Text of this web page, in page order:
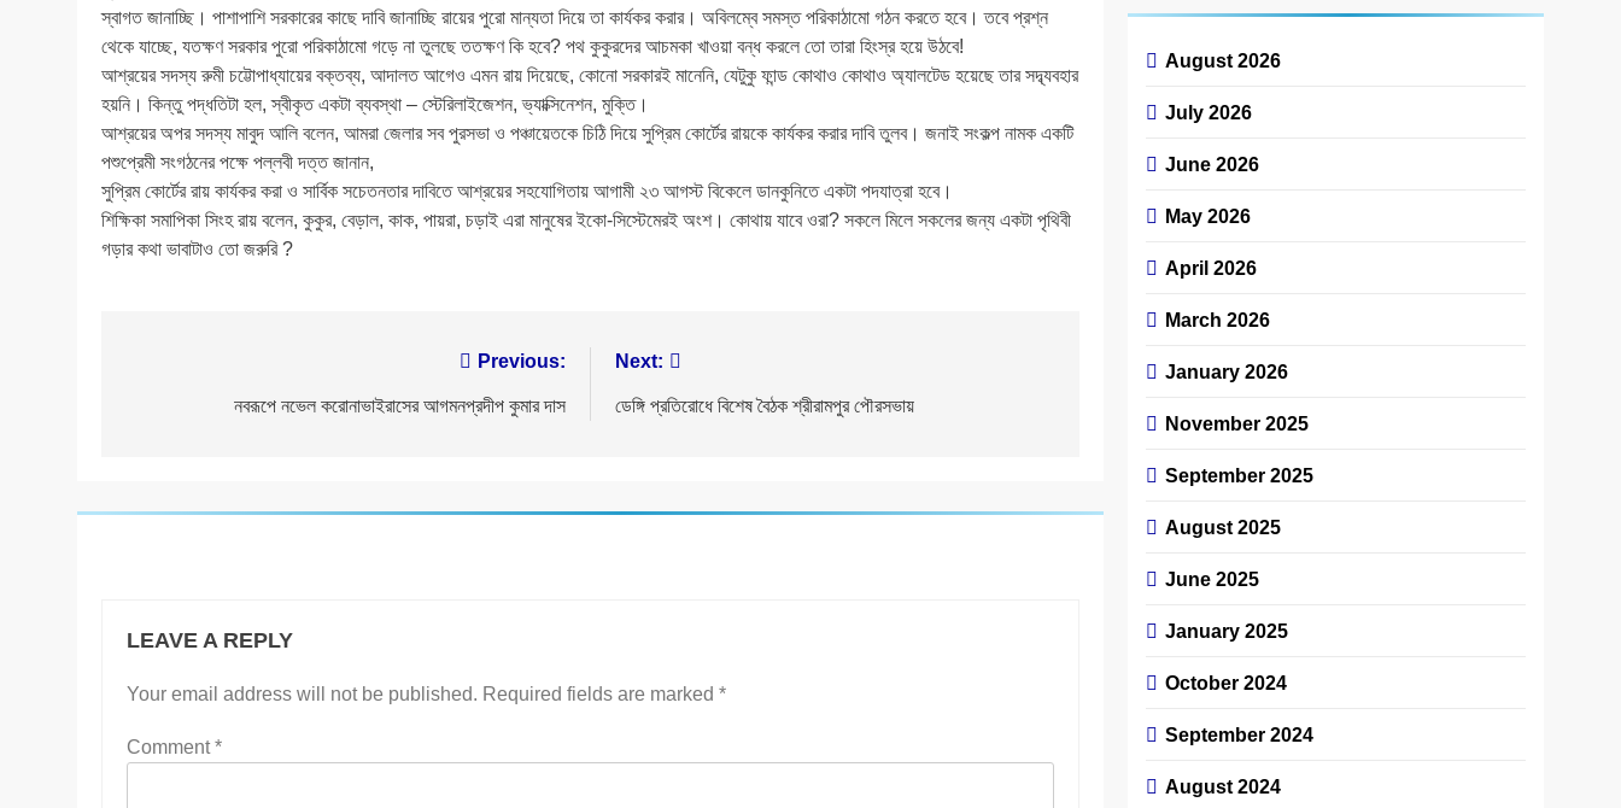
স্বাগত জানাচ্ছি। পাশাপাশি সরকারের কাছে দাবি জানাচ্ছি রায়ের পুরো মান্যতা দিয়ে তা কার্যকর করার। অবিলম্বে সমস্ত পরিকাঠামো গঠন করতে হবে। তবে প্রশ্ন
থেকে যাচ্ছে, যতক্ষণ সরকার পুরো পরিকাঠামো গড়ে না তুলছে ততক্ষণ কি হবে? পথ কুকুরদের আচমকা খাওয়া বন্ধ করলে তো তারা হিংস্র হয়ে উঠবে!
আশ্রয়ের সদস্য রুমী চট্টোপাধ্যায়ের বক্তব্য, আদালত আগেও এমন রায় দিয়েছে, কোনো সরকারই মানেনি, যেটুকু ফান্ড কোথাও কোথাও অ্যালটেড হয়েছে তার সদ্ব্যবহার
হয়নি। কিন্তু পদ্ধতিটা হল, স্বীকৃত একটা ব্যবস্থা – স্টেরিলাইজেশন, ভ্যাক্সিনেশন, মুক্তি।
আশ্রয়ের অপর সদস্য মাবুদ আলি বলেন, আমরা জেলার সব পুরসভা ও পঞ্চায়েতকে চিঠি দিয়ে সুপ্রিম কোর্টের রায়কে কার্যকর করার দাবি তুলব। জনাই সংকল্প নামক একটি
পশুপ্রেমী সংগঠনের পক্ষে পল্লবী দত্ত জানান,
সুপ্রিম কোর্টের রায় কার্যকর করা ও সার্বিক সচেতনতার দাবিতে আশ্রয়ের সহযোগিতায় আগামী ২৩ আগস্ট বিকেলে ডানকুনিতে একটা পদযাত্রা হবে।
শিক্ষিকা সমাপিকা সিংহ রায় বলেন, কুকুর, বেড়াল, কাক, পায়রা, চড়াই এরা মানুষের ইকো-সিস্টেমেরই অংশ। কোথায় যাবে ওরা? সকলে মিলে সকলের জন্য একটা পৃথিবী
গড়ার কথা ভাবাটাও তো জরুরি ?
navigation
Previous:
নবরূপে নভেল করোনাভাইরাসের আগমনপ্রদীপ কুমার দাস
Next:
ডেঙ্গি প্রতিরোধে বিশেষ বৈঠক শ্রীরামপুর পৌরসভায়
LEAVE A REPLY
Your email address will not be published. Required fields are marked *
Comment*
August 2026
July 2026
June 2026
May 2026
April 2026
March 2026
January 2026
November 2025
September 2025
August 2025
June 2025
January 2025
October 2024
September 2024
August 2024